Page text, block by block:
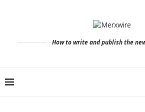
How to write and publish the